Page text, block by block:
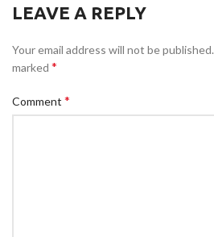
LEAVE A REPLY
Your email address will not be published.
marked *
Comment *